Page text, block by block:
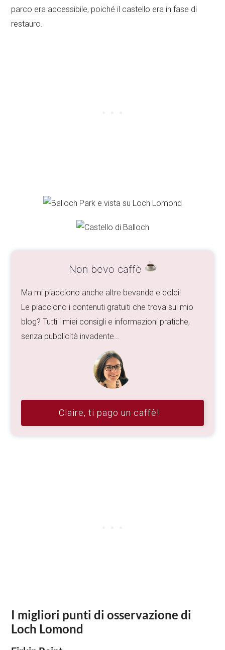
parco era accessibile, poiché il castello era in fase di
restauro.
Non bevo caffè
Ma mi piacciono anche altre bevande e dolci!
Le piacciono i contenuti gratuiti che trova sul mio
blog? Tutti i miei consigli e informazioni pratiche,
senza pubblicità invadente…
Claire, ti pago un caffè!
I migliori punti di osservazione di
Loch Lomond